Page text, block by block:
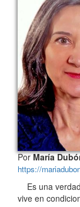
PorMaría
https://
Es una
vive en